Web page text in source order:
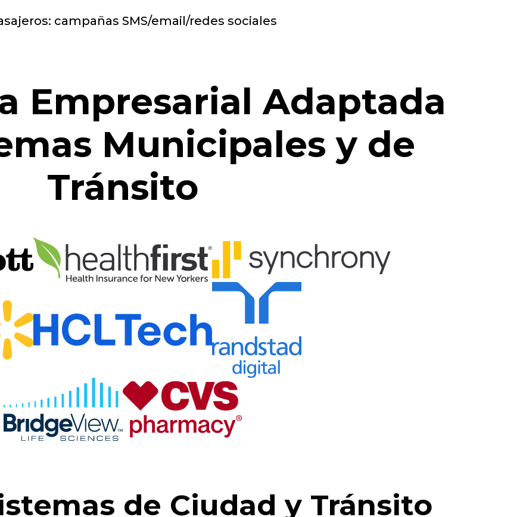
campañas SMS/email/redes sociales
Empresarial Adaptada
Municipales y de
Tránsito
de Ciudad y Tránsito